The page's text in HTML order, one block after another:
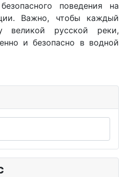
поведения на
Важно, чтобы каждый
великой русской реки,
и безопасно в водной